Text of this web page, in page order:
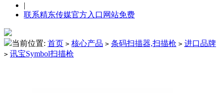
|
联系精东传媒官方入口网站免费
当前位置: 首页 > 核心产品 > 条码扫描器,扫描枪 > 进口品牌
> 讯宝Symbol扫描枪